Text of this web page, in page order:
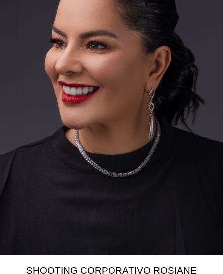
SHOOTING CORPORATIVO ROSIANE